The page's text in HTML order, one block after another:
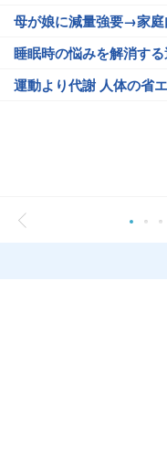
母が娘に減量強要→家
睡眠時の悩みを解消す
運動より代謝 人体の省